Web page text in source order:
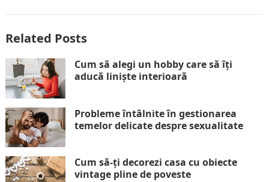
Related Posts
Cum să alegi un hobby care să îți
aducă liniște interioară
Probleme întâlnite în gestionarea
temelor delicate despre sexualitate
Cum să-ți decorezi casa cu obiecte
vintage pline de poveste